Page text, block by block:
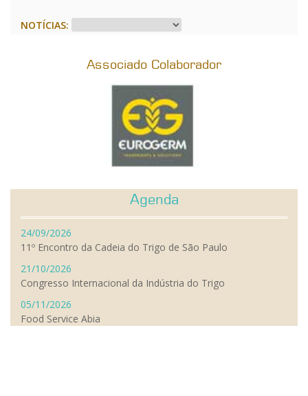
NOTÍCIAS:
Associado Colaborador
Agenda
24/09/2026
11º Encontro da Cadeia do Trigo de São Paulo
21/10/2026
Congresso Internacional da Indústria do Trigo
05/11/2026
Food Service Abia